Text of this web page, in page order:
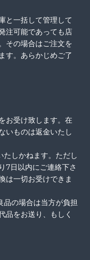
と一括して管理して
注可能であっても店
その場合はご注文を
す。あらかじめご了
お受け致します。在
いものは返金いたし
たしかねます。ただし
7日以内にご連絡下さ
は一切お受けできま
品の場合は当方が負担
品をお送り、もしく